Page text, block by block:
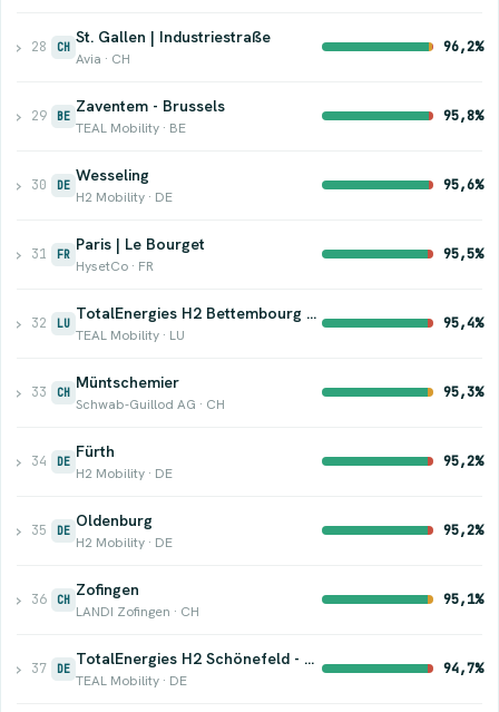
› 28 CH
St. Gallen | Industriestraße
Avia · CH
96,2%
› 29 BE
Zaventem - Brussels
TEAL Mobility · BE
95,8%
› 30 DE
Wesseling
H2 Mobility · DE
95,6%
› 31 FR
Paris | Le Bourget
HysetCo · FR
95,5%
› 32 LU
TotalEnergies H2 Bettembourg / Beetebuerg
TEAL Mobility · LU
95,4%
› 33 CH
Müntschemier
Schwab-Guillod AG · CH
95,3%
› 34 DE
Fürth
H2 Mobility · DE
95,2%
› 35 DE
Oldenburg
H2 Mobility · DE
95,2%
› 36 CH
Zofingen
LANDI Zofingen · CH
95,1%
› 37 DE
TotalEnergies H2 Schönefeld - Berlin
TEAL Mobility · DE
94,7%